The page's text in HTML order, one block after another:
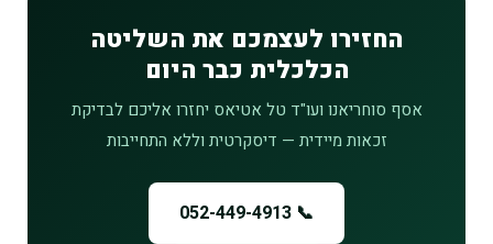
החזירו לעצמכם את השליטה
הכלכלית כבר היום
אסף סוחריאנו ועו"ד טל אטיאס יחזרו אליכם לבדיקת
זכאות מיידית — דיסקרטית וללא התחייבות
📞 052-449-4913